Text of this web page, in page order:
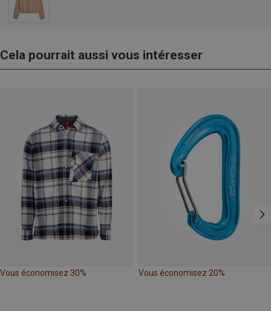
Cela pourrait aussi vous intéresser
Vous économisez 30% Vous économisez 20%